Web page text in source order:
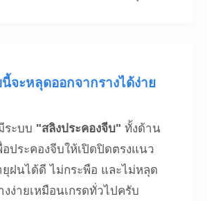
จะหลุดออกจากรางได้ง่าย
ระบบ "สลิงประคองจีบ" ทั้งด้าน
ประคองจีบให้เปิดปิดตรงแนว
ฝนได้ดี ไม่กระพือ และไม่หลุด
งง่ายเหมือนเกรดทั่วไปครับ